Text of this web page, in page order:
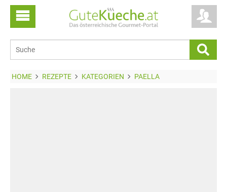
HOME REZEPTE KATEGORIEN PAELLA